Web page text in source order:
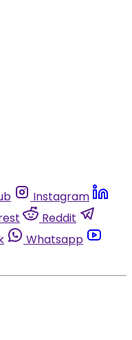
Instagram
Reddit
Whatsapp